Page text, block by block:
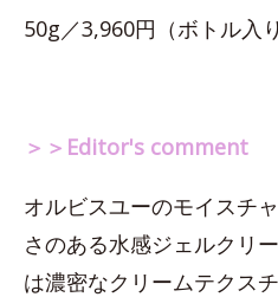
50g／3,960円（ボトル入
＞＞Editor's comment
オルビスユーのモイスチ
さのある水感ジェルクリ
は濃密なクリームテクス